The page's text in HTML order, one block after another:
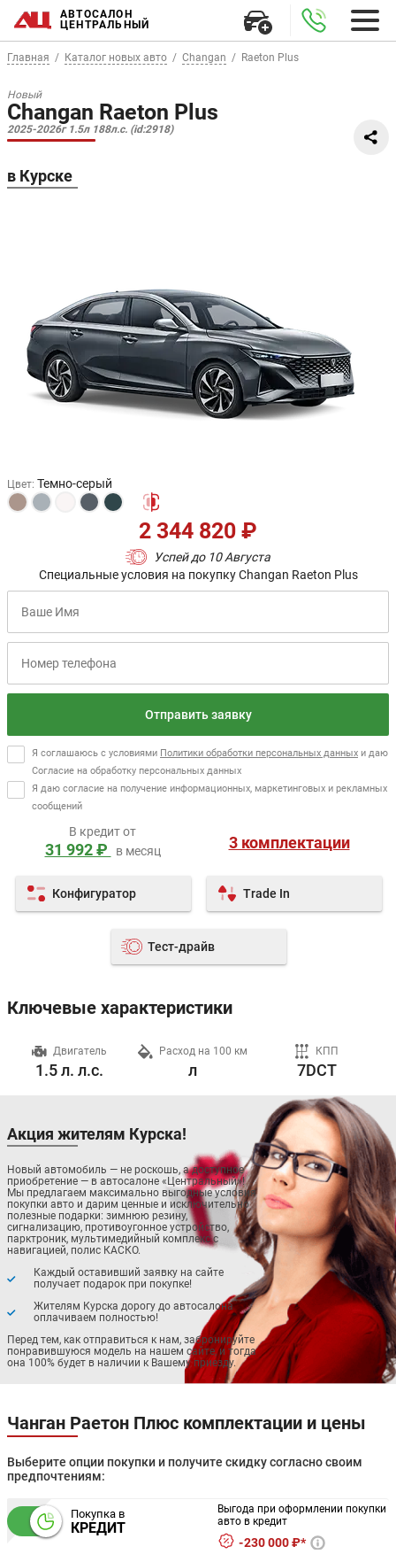
АВТОСАЛОН
ЦЕНТРАЛЬНЫЙ
Главная Каталог новых авто Changan Raeton Plus
Новый
Changan Raeton Plus
2025-2026г 1.5л 188л.с. (id:2918)
в Курске
Цвет: Темно-серый
Успей до 10 Августа
2 344 820 ₽
Специальные условия на покупку Changan Raeton Plus
Отправить заявку
Я соглашаюсь с условиями Политики обработки персональных данных и даю
Согласие на обработку персональных данных
Я даю согласие на получение информационных, маркетинговых и рекламных
сообщений
3 комплектации
Конфигуратор Trade In
Тест-драйв
В кредит от
31 992 ₽ в месяц
Ключевые характеристики
Двигатель
1.5 л. л.с.
Расход на 100 км
л
КПП
7DCT
Акция жителям Курска!
Новый автомобиль — не роскошь, а доступное
приобретение — в автосалоне «Центральный»!
Мы предлагаем максимально выгодные условия
покупки авто и дарим ценные и исключительно
полезные подарки: зимнюю резину,
сигнализацию, противоугонное устройство,
парктроник, мультимедийный комплекс с
навигацией, полис КАСКО.
Каждый оставивший заявку на сайте
получает подарок при покупке!
Жителям Курска дорогу до автосалона
оплачиваем полностью!
Перед тем, как отправиться к нам, забронируйте
понравившуюся модель на нашем сайте, и тогда
она 100% будет в наличии к Вашему приезду.
Чанган Раетон Плюс комплектации и цены
Выберите опции покупки и получите скидку согласно своим
предпочтениям:
Покупка в
КРЕДИТ
Выгода при оформлении покупки
авто в кредит
230 000 ₽*